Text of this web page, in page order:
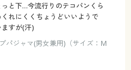
と下…今流行りのテコパンくら
れにくくちょうどいいようで
すが(汗)
パジャマ(男女兼用)（サイズ：M